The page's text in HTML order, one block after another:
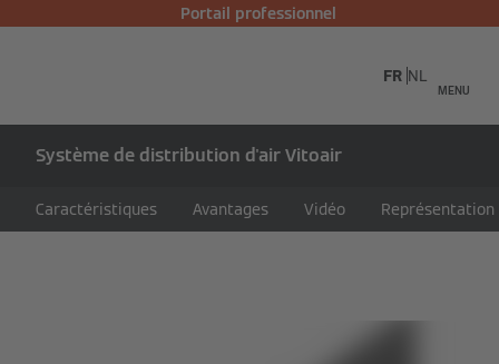
Portail professionnel
MENU
FR NL
Système de distribution d'air Vitoair
Caractéristiques Avantages Vidéo